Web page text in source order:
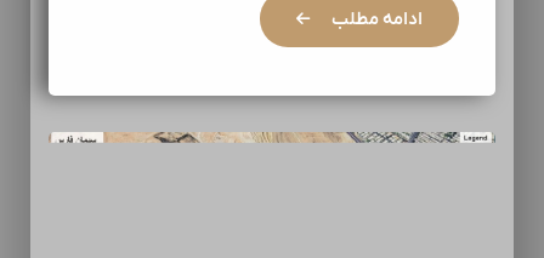
ادامه مطلب